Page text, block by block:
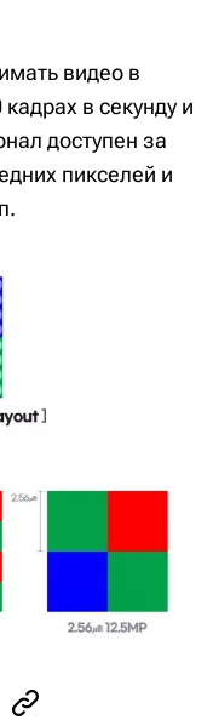
видео в
в секунду и
доступен за
пикселей и